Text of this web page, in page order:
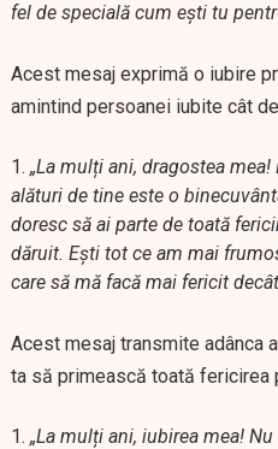
fel de specială cum ești tu
Acest mesaj exprimă o iubire
amintind persoanei iubite cât
„La mulți ani, dragostea
alături de tine este o
doresc să ai parte de toată
dăruit. Ești tot ce am mai
care să mă facă mai fericit
Acest mesaj transmite adânca
ta să primească toată fericirea
„La mulți ani, iubirea mea!